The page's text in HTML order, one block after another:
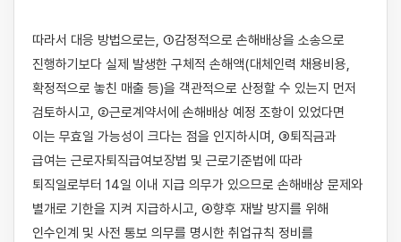
따라서 대응 방법으로는, ①감정적으로 손해배상을 소송으로
진행하기보다 실제 발생한 구체적 손해액(대체인력 채용비용,
확정적으로 놓친 매출 등)을 객관적으로 산정할 수 있는지 먼저
검토하시고, ②근로계약서에 손해배상 예정 조항이 있었다면
이는 무효일 가능성이 크다는 점을 인지하시며, ③퇴직금과
급여는 근로자퇴직급여보장법 및 근로기준법에 따라
퇴직일로부터 14일 이내 지급 의무가 있으므로 손해배상 문제와
별개로 기한을 지켜 지급하시고, ④향후 재발 방지를 위해
인수인계 및 사전 통보 의무를 명시한 취업규칙 정비를